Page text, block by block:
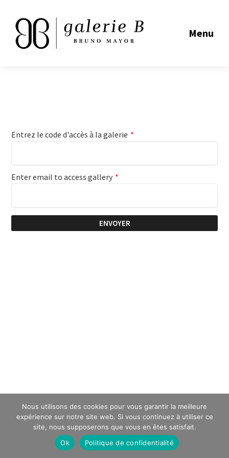
Menu
Entrez le code d'accès à la galerie *
Enter email to access gallery *
ENVOYER
Nous utilisons des cookies pour vous garantir la meilleure
expérience sur notre site web. Si vous continuez à utiliser ce
site, nous supposerons que vous en êtes satisfait.
Ok
Politique de confidentialité